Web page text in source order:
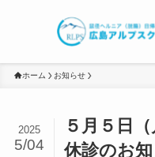
ホーム お知らせ
５月５日
休診のお
2025
5/04